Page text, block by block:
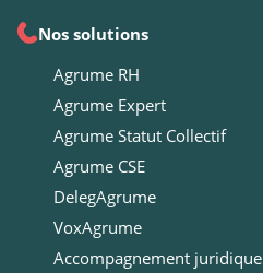
Nos solutions
Agrume RH
Agrume Expert
Agrume Statut Collectif
Agrume CSE
DelegAgrume
VoxAgrume
Accompagnement juridique